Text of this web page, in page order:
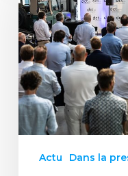
Actu Dans la